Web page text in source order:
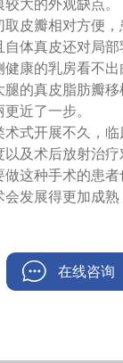
大的外观缺点。
取皮瓣相对方便
自体真皮还对局
健康的乳房看不出
腿的真皮脂肪瓣
近了一步。
术式开展不久，
及术后放射治疗
做这种手术的患
会发展得更加成
在线咨询